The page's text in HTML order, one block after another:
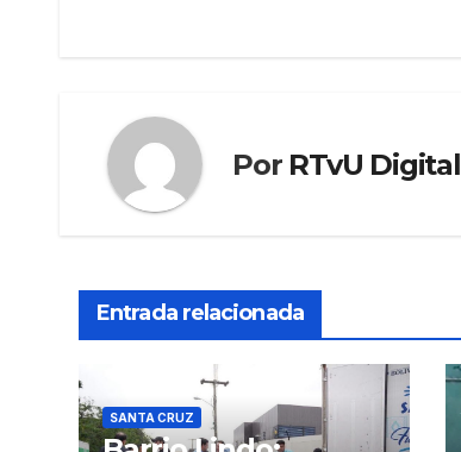
Por RTvU Digital
Entrada relacionada
SANTA CRUZ